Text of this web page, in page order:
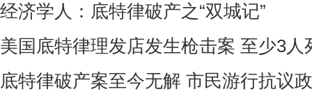
经济学人：底特律破产之“双城记”
美国底特律理发店发生枪击案 至少3人
底特律破产案至今无解 市民游行抗议